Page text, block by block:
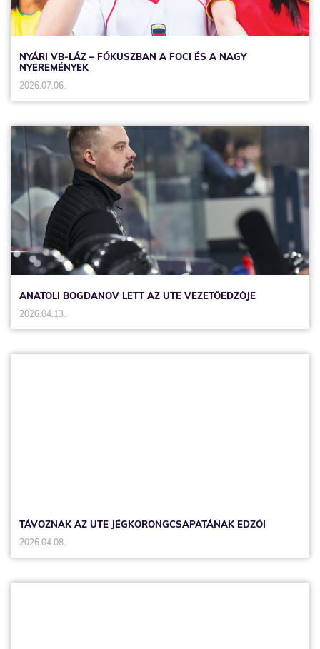
NYÁRI VB-LÁZ – FÓKUSZBAN A FOCI ÉS A NAGY
NYEREMÉNYEK
2026.07.06.
ANATOLI BOGDANOV LETT AZ UTE VEZETŐEDZŐJE
2026.04.13.
TÁVOZNAK AZ UTE JÉGKORONGCSAPATÁNAK EDZŐI
2026.04.08.